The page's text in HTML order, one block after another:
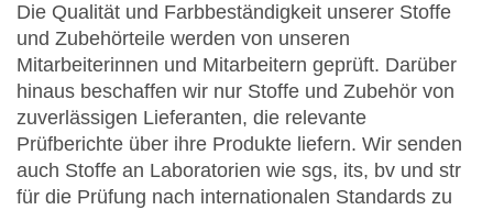
Die Qualität und Farbbeständigkeit unserer Stoffe
und Zubehörteile werden von unseren
Mitarbeiterinnen und Mitarbeitern geprüft. Darüber
hinaus beschaffen wir nur Stoffe und Zubehör von
zuverlässigen Lieferanten, die relevante
Prüfberichte über ihre Produkte liefern. Wir senden
auch Stoffe an Laboratorien wie sgs, its, bv und str
für die Prüfung nach internationalen Standards zu